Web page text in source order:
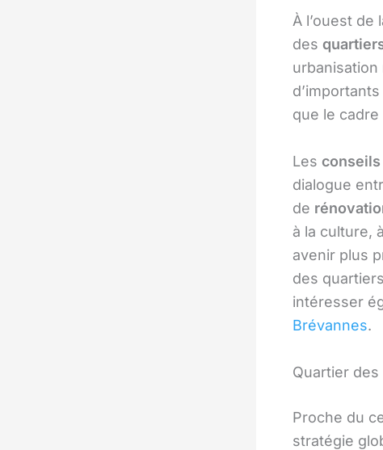
À l’ouest de
des
urbanisation
que le cadre
Les
dialogue
de
à la culture,
avenir plus
des
intéresser
Brévannes.
Quartier
Proche du
stratégie